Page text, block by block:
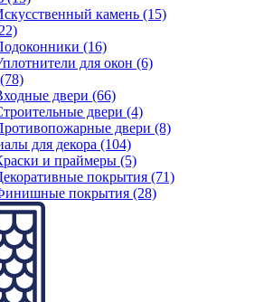
камень (15)
(16)
для окон (6)
двери (66)
двери (4)
двери (8)
для декора (104)
и праймеры (5)
покрытия (71)
покрытия (28)